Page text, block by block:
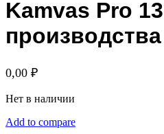
Kamvas Pro
производства
0,00 ₽
Нет в наличии
Add to compare